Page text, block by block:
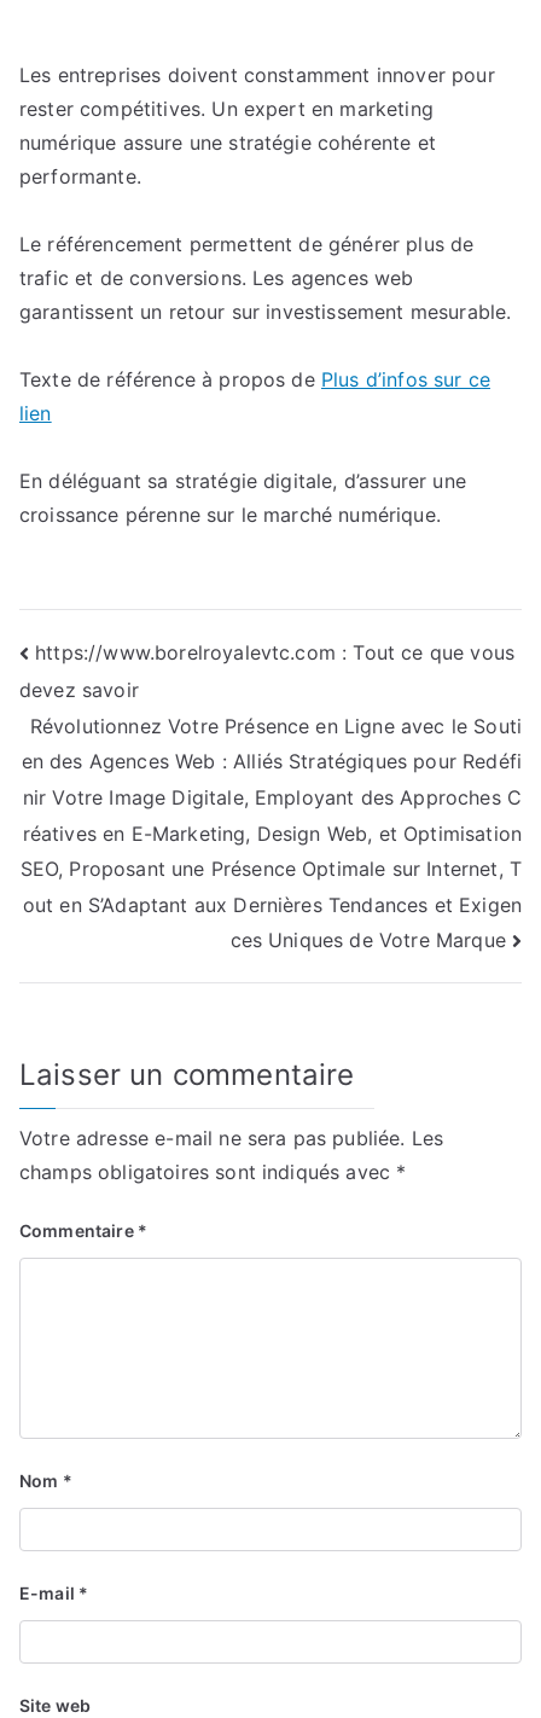
Les entreprises doivent constamment innover pour
rester compétitives. Un expert en marketing
numérique assure une stratégie cohérente et
performante.
Le référencement permettent de générer plus de
trafic et de conversions. Les agences web
garantissent un retour sur investissement mesurable.
Texte de référence à propos de Plus d’infos sur ce
lien
En déléguant sa stratégie digitale, d’assurer une
croissance pérenne sur le marché numérique.
Navigation
de
l’article
https://www.borelroyalevtc.com : Tout ce que vous
devez savoir
Révolutionnez Votre Présence en Ligne avec le Souti
en des Agences Web : Alliés Stratégiques pour Redéfi
nir Votre Image Digitale, Employant des Approches C
réatives en E-Marketing, Design Web, et Optimisation
SEO, Proposant une Présence Optimale sur Internet, T
out en S’Adaptant aux Dernières Tendances et Exigen
ces Uniques de Votre Marque
Laisser un commentaire
Votre adresse e-mail ne sera pas publiée. Les
champs obligatoires sont indiqués avec *
Commentaire *
Nom *
E-mail *
Site web